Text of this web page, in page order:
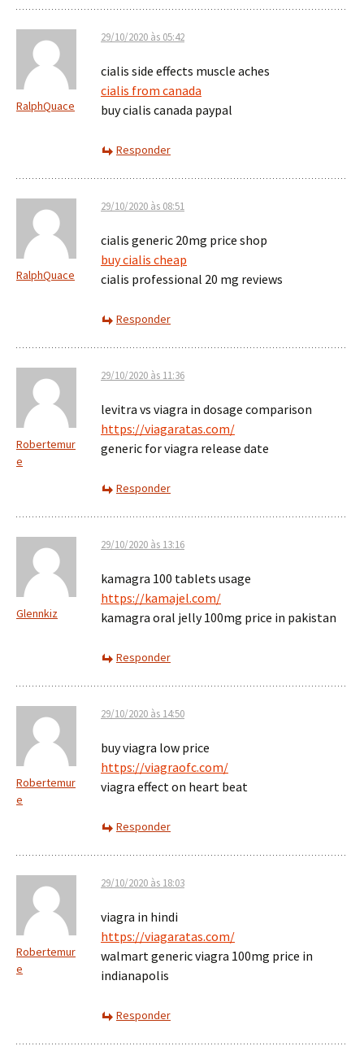
RalphQuace
29/10/2020 às 05:42
cialis side effects muscle aches
cialis from canada
buy cialis canada paypal
Responder
RalphQuace
29/10/2020 às 08:51
cialis generic 20mg price shop
buy cialis cheap
cialis professional 20 mg reviews
Responder
Robertemur
e
29/10/2020 às 11:36
levitra vs viagra in dosage comparison
https://viagaratas.com/
generic for viagra release date
Responder
Glennkiz
29/10/2020 às 13:16
kamagra 100 tablets usage
https://kamajel.com/
kamagra oral jelly 100mg price in pakistan
Responder
Robertemur
e
29/10/2020 às 14:50
buy viagra low price
https://viagraofc.com/
viagra effect on heart beat
Responder
Robertemur
e
29/10/2020 às 18:03
viagra in hindi
https://viagaratas.com/
walmart generic viagra 100mg price in
indianapolis
Responder